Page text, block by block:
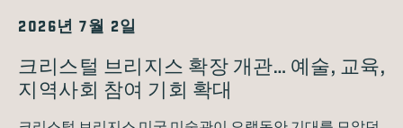
2026년 7월 2일
크리스털 브리지스 확장 개관… 예술, 교육,
지역사회 참여 기회 확대